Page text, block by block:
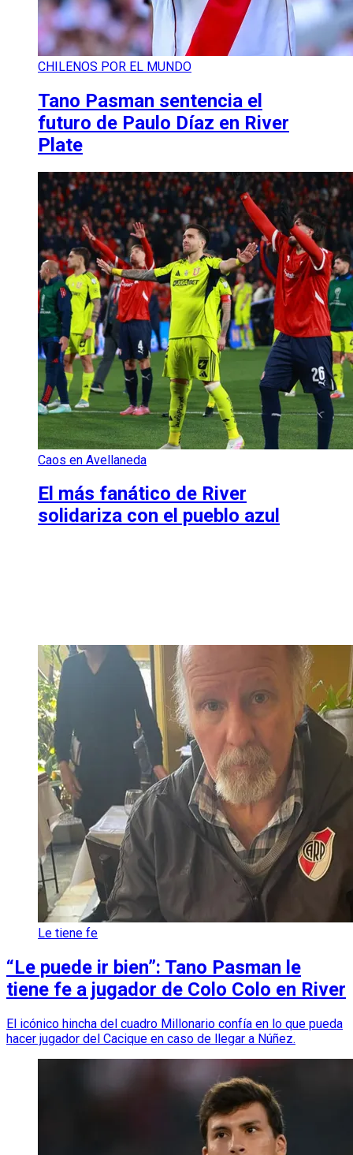
CHILENOS POR EL MUNDO
Tano Pasman sentencia el
futuro de Paulo Díaz en River
Plate
Caos en Avellaneda
El más fanático de River
solidariza con el pueblo azul
Le tiene fe
“Le puede ir bien”: Tano Pasman le
tiene fe a jugador de Colo Colo en River
El icónico hincha del cuadro Millonario confía en lo que pueda
hacer jugador del Cacique en caso de llegar a Núñez.